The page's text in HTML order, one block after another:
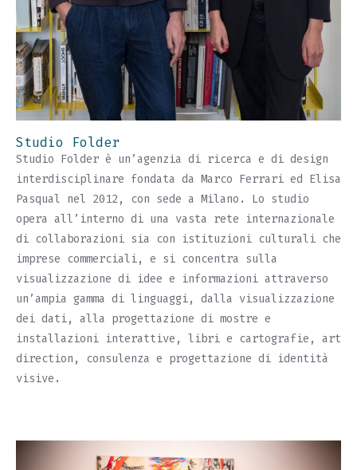
Studio Folder
Studio Folder è un’agenzia di ricerca e di design
interdisciplinare fondata da Marco Ferrari ed Elisa
Pasqual nel 2012, con sede a Milano. Lo studio
opera all’interno di una vasta rete internazionale
di collaborazioni sia con istituzioni culturali che
imprese commerciali, e si concentra sulla
visualizzazione di idee e informazioni attraverso
un’ampia gamma di linguaggi, dalla visualizzazione
dei dati, alla progettazione di mostre e
installazioni interattive, libri e cartografie, art
direction, consulenza e progettazione di identità
visive.